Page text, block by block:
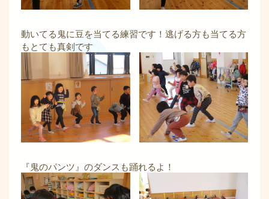
動いてる鬼に豆を当てる練習です！逃げる方も当てる方
もとても真剣です
『鬼のパンツ』のダンスも踊れるよ！